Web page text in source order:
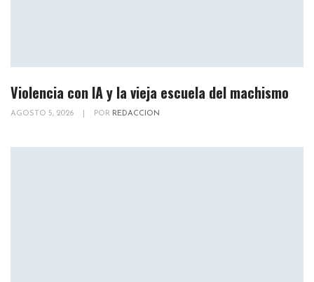
Violencia con IA y la vieja escuela del machismo
AGOSTO 5, 2026 POR REDACCION